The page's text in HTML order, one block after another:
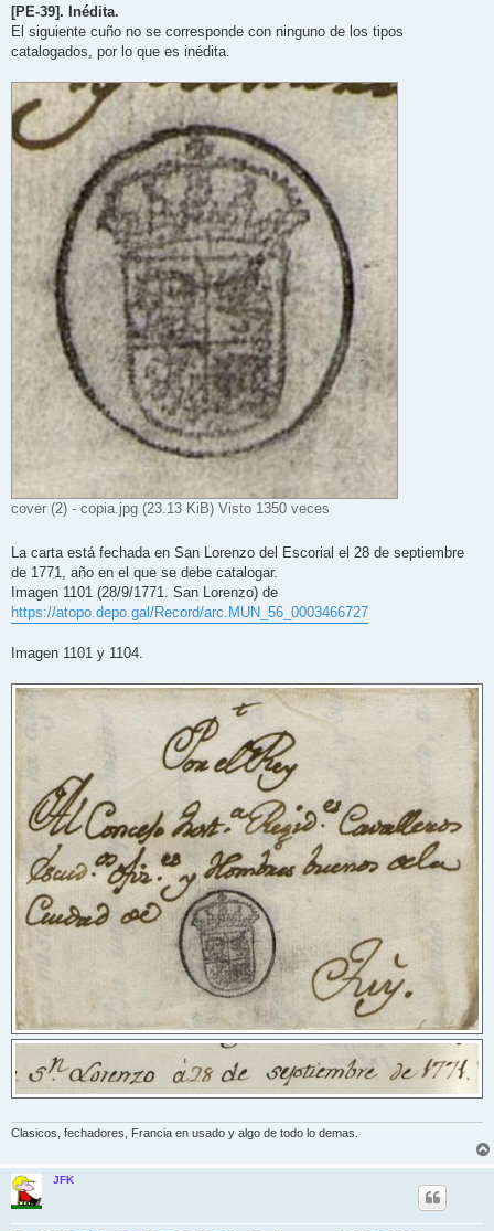
[PE-39]. Inédita.
El siguiente cuño no se corresponde con ninguno de los tipos
catalogados, por lo que es inédita.
cover (2) - copia.jpg (23.13 KiB) Visto 1350 veces
La carta está fechada en San Lorenzo del Escorial el 28 de septiembre
de 1771, año en el que se debe catalogar.
Imagen 1101 (28/9/1771. San Lorenzo) de
https://atopo.depo.gal/Record/arc.MUN_56_0003466727
Imagen 1101 y 1104.
Clasicos, fechadores, Francia en usado y algo de todo lo demas.
JFK